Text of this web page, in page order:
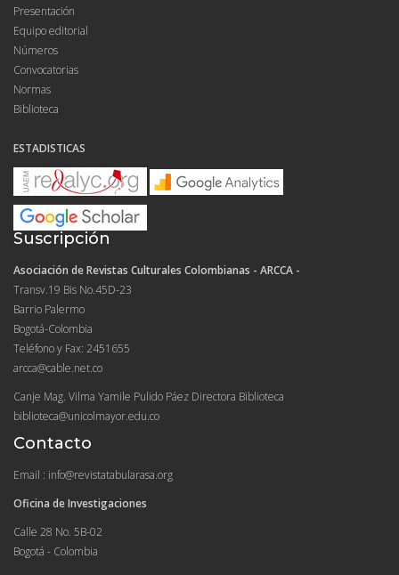
Presentación
Equipo editorial
Números
Convocatorias
Normas
Biblioteca
ESTADISTICAS
Suscripción
Asociación de Revistas Culturales Colombianas - ARCCA -
Transv.19 Bis No.45D-23
Barrio Palermo
Bogotá-Colombia
Teléfono y Fax: 2451655
arcca@cable.net.co
Canje Mag. Vilma Yamile Pulido Páez Directora Biblioteca
biblioteca@unicolmayor.edu.co
Contacto
Email : info@revistatabularasa.org
Oficina de Investigaciones
Calle 28 No. 5B-02
Bogotá - Colombia